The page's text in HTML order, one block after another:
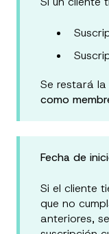
Se restará la
como
Fecha de
Si el cliente
que no
anteriores,